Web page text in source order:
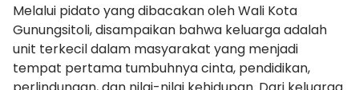
Melalui pidato yang dibacakan oleh Wali Kota
Gunungsitoli, disampaikan bahwa keluarga adalah
unit terkecil dalam masyarakat yang menjadi
tempat pertama tumbuhnya cinta, pendidikan,